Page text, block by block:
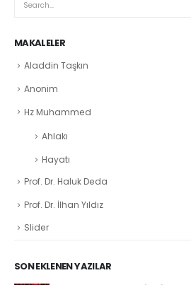
MAKALELER
Aladdin Taşkın
Anonim
Hz Muhammed
Ahlakı
Hayatı
Prof. Dr. Haluk Deda
Prof. Dr. İlhan Yıldız
Slider
SON EKLENEN YAZILAR